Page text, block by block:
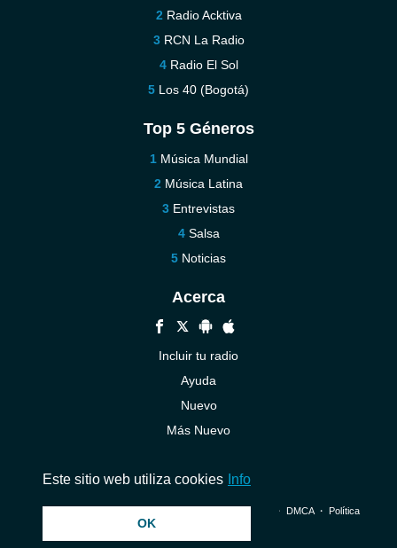
Radio Acktiva
RCN La Radio
Radio El Sol
Los 40 (Bogotá)
Top 5 Géneros
Música Mundial
Música Latina
Entrevistas
Salsa
Noticias
Acerca
Incluir tu radio
Ayuda
Nuevo
Más Nuevo
© 2026 InstantAudio. Reservados todos los derechos. ・ DMCA・ Política
Este sitio web utiliza cookies Info
OK